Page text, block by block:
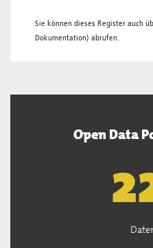
Sie können dieses Register auch
Dokumentation) abrufen.
Open Data